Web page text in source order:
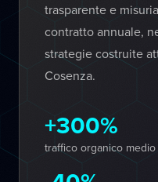
trasparente e
contratto annuale,
strategie costruite
Cosenza.
+300%
traffico organico medio